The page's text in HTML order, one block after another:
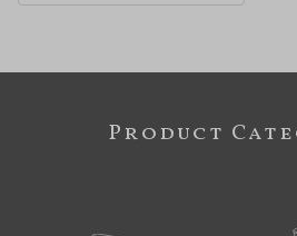
Product